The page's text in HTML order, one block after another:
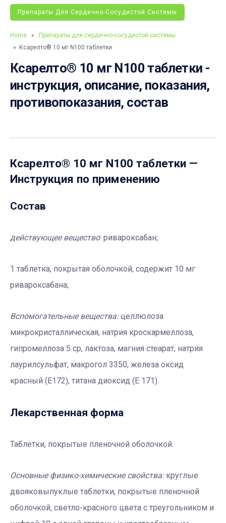
Препараты Для Сердечно-Сосудистой Системы
Home »
Препараты для сердечно-сосудистой системы
» Ксарелто® 10 мг N100 таблетки
Ксарелто® 10 мг N100 таблетки -
инструкция, описание, показания,
противопоказания, состав
Ксарелто® 10 мг N100 таблетки —
Инструкция по применению
Состав
действующее вещество: ривароксабан;
1 таблетка, покрытая оболочкой, содержит 10 мг
ривароксабана;
Вспомогательные вещества:целлюлоза
микрокристаллическая, натрия кроскармеллоза,
гипромеллоза 5 ср, лактоза, магния стеарат, натрия
лаурилсульфат, макрогол 3350, железа оксид
красный (Е172), титана диоксид (Е 171).
Лекарственная форма
Таблетки, покрытые пленочной оболочкой.
Основные физико-химические свойства:круглые
двояковыпуклые таблетки, покрытые пленочной
оболочкой, светло-красного цвета с треугольником и